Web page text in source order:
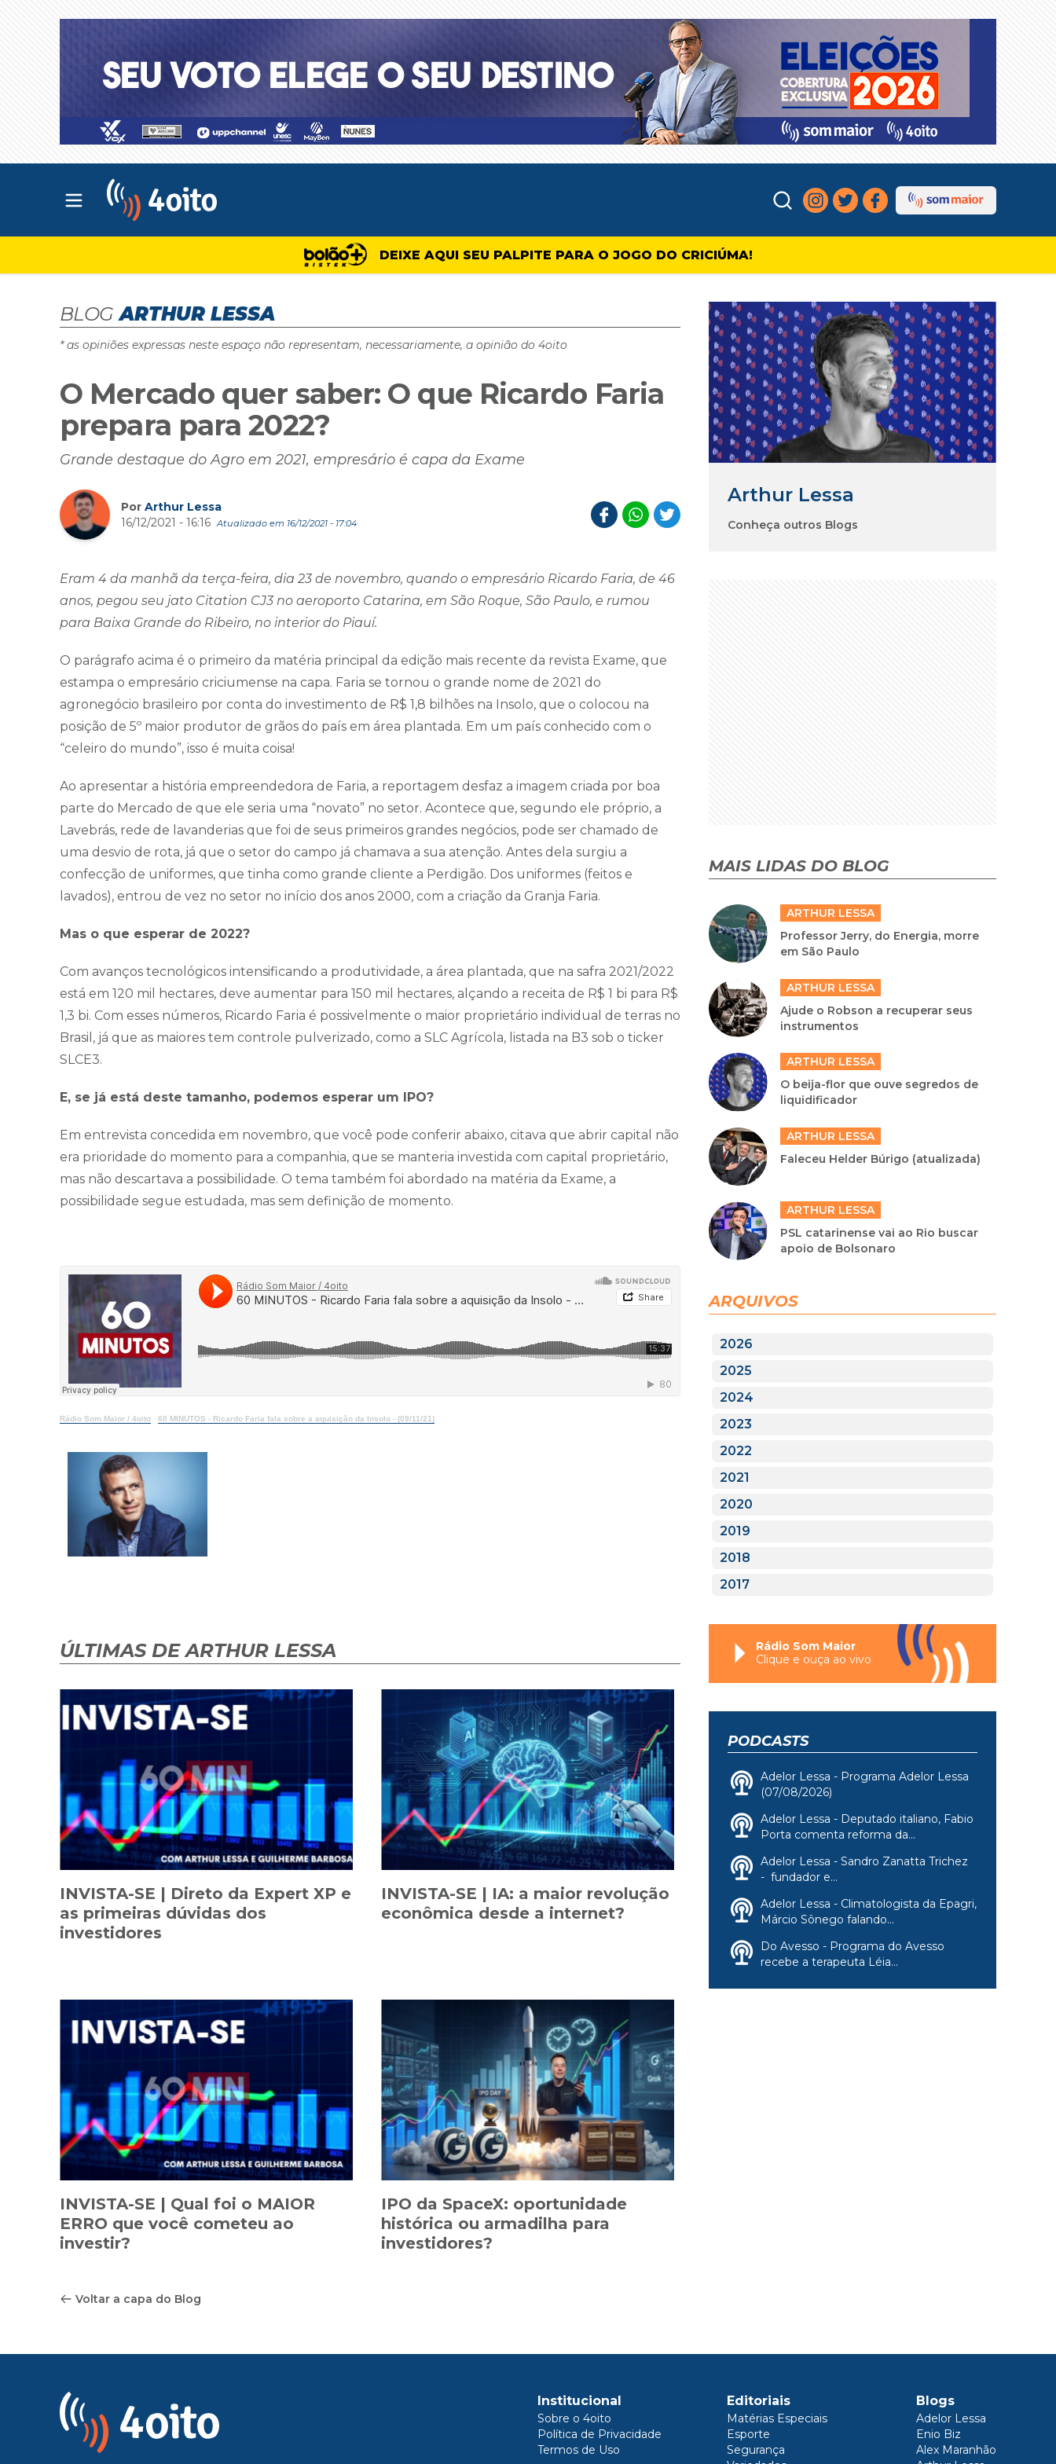
Abrir menu principal
DEIXE AQUI SEU PALPITE PARA O JOGO DO CRICIÚMA!
BLOG ARTHUR LESSA
* as opiniões expressas neste espaço não representam, necessariamente, a opinião do 4oito
O Mercado quer saber: O que Ricardo Faria
prepara para 2022?
Grande destaque do Agro em 2021, empresário é capa da Exame
Por Arthur Lessa
16/12/2021 - 16:16 Atualizado em 16/12/2021 - 17:04
Eram 4 da manhã da terça-feira, dia 23 de novembro, quando o empresário Ricardo Faria, de 46
anos, pegou seu jato Citation CJ3 no aeroporto Catarina, em São Roque, São Paulo, e rumou
para Baixa Grande do Ribeiro, no interior do Piauí.
O parágrafo acima é o primeiro da matéria principal da edição mais recente da revista Exame, que
estampa o empresário criciumense na capa. Faria se tornou o grande nome de 2021 do
agronegócio brasileiro por conta do investimento de R$ 1,8 bilhões na Insolo, que o colocou na
posição de 5º maior produtor de grãos do país em área plantada. Em um país conhecido com o
“celeiro do mundo”, isso é muita coisa!
Ao apresentar a história empreendedora de Faria, a reportagem desfaz a imagem criada por boa
parte do Mercado de que ele seria uma “novato” no setor. Acontece que, segundo ele próprio, a
Lavebrás, rede de lavanderias que foi de seus primeiros grandes negócios, pode ser chamado de
uma desvio de rota, já que o setor do campo já chamava a sua atenção. Antes dela surgiu a
confecção de uniformes, que tinha como grande cliente a Perdigão. Dos uniformes (feitos e
lavados), entrou de vez no setor no início dos anos 2000, com a criação da Granja Faria.
Mas o que esperar de 2022?
Com avanços tecnológicos intensificando a produtividade, a área plantada, que na safra 2021/2022
está em 120 mil hectares, deve aumentar para 150 mil hectares, alçando a receita de R$ 1 bi para R$
1,3 bi. Com esses números, Ricardo Faria é possivelmente o maior proprietário individual de terras no
Brasil, já que as maiores tem controle pulverizado, como a SLC Agrícola, listada na B3 sob o ticker
SLCE3.
E, se já está deste tamanho, podemos esperar um IPO?
Em entrevista concedida em novembro, que você pode conferir abaixo, citava que abrir capital não
era prioridade do momento para a companhia, que se manteria investida com capital proprietário,
mas não descartava a possibilidade. O tema também foi abordado na matéria da Exame, a
possibilidade segue estudada, mas sem definição de momento.
Rádio Som Maior / 4oito · 60 MINUTOS - Ricardo Faria fala sobre a aquisição da Insolo - (09/11/21)
ÚLTIMAS DE ARTHUR LESSA
INVISTA-SE | Direto da Expert XP e
as primeiras dúvidas dos
investidores
INVISTA-SE | IA: a maior revolução
econômica desde a internet?
INVISTA-SE | Qual foi o MAIOR
ERRO que você cometeu ao
investir?
IPO da SpaceX: oportunidade
histórica ou armadilha para
investidores?
Voltar a capa do Blog
Arthur Lessa
Conheça outros Blogs
MAIS LIDAS DO BLOG
ARTHUR LESSA
Professor Jerry, do Energia, morre
em São Paulo
ARTHUR LESSA
Ajude o Robson a recuperar seus
instrumentos
ARTHUR LESSA
O beija-flor que ouve segredos de
liquidificador
ARTHUR LESSA
Faleceu Helder Búrigo (atualizada)
ARTHUR LESSA
PSL catarinense vai ao Rio buscar
apoio de Bolsonaro
ARQUIVOS
2026
2025
2024
2023
2022
2021
2020
2019
2018
2017
Rádio Som Maior
Clique e ouça ao vivo
PODCASTS
Adelor Lessa - Programa Adelor Lessa
(07/08/2026)
Adelor Lessa - Deputado italiano, Fabio
Porta comenta reforma da...
Adelor Lessa - Sandro Zanatta Trichez
- fundador e...
Adelor Lessa - Climatologista da Epagri,
Márcio Sônego falando...
Do Avesso - Programa do Avesso
recebe a terapeuta Léia...
Institucional
Sobre o 4oito
Política de Privacidade
Termos de Uso
Editoriais
Matérias Especiais
Esporte
Segurança
Blogs
Adelor Lessa
Enio Biz
Alex Maranhão